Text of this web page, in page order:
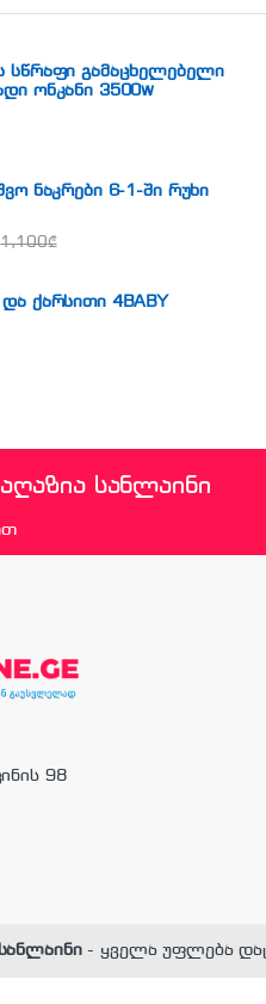
სწრაფი გამაცხელებელი
ონკანი 3500w
ნაკრები 6-1-ში რუხი
1,100₾
ქარსითი 4BABY
სანლაინი
98
- ყველა უფლება